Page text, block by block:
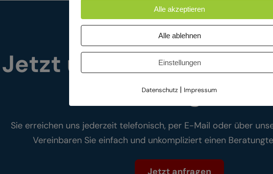
Jetzt unverbindliches
anfragen
Sie erreichen uns jederzeit telefonisch, per E-Mail oder über
Vereinbaren Sie einfach und unkompliziert einen
Jetzt anfragen
Alle akzeptieren
Alle ablehnen
Einstellungen
Datenschutz | Impressum